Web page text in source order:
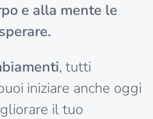
e alla mente le
, tutti
iniziare anche oggi
il tuo